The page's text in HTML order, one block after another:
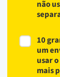
não
10
um
usar
mais